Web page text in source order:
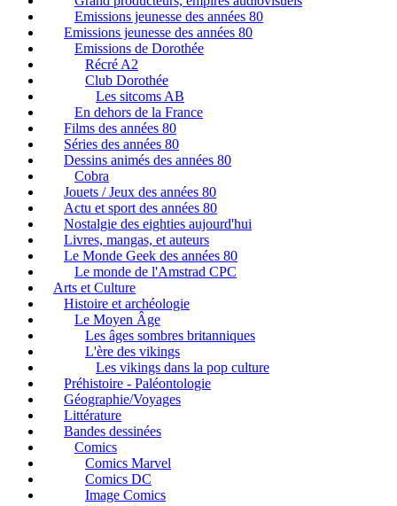
Emissions jeunesse des années 80
Emissions jeunesse des années 80
Emissions de Dorothée
Récré A2
Club Dorothée
Les sitcoms AB
En dehors de la France
Films des années 80
Séries des années 80
Dessins animés des années 80
Cobra
Jouets / Jeux des années 80
Actu et sport des années 80
Nostalgie des eighties aujourd'hui
Livres, mangas, et auteurs
Le Monde Geek des années 80
Le monde de l'Amstrad CPC
Arts et Culture
Histoire et archéologie
Le Moyen Âge
Les âges sombres britanniques
L'ère des vikings
Les vikings dans la pop culture
Préhistoire - Paléontologie
Géographie/Voyages
Littérature
Bandes dessinées
Comics
Comics Marvel
Comics DC
Image Comics